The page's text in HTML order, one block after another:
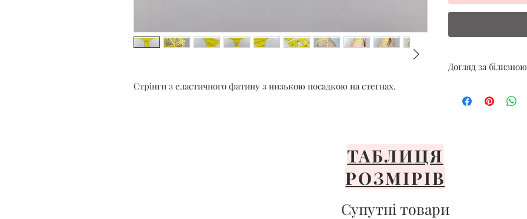
Стрінги з еластичного фатину з низькою посадкою на стегнах.
Догляд за білизною
Тільки ручне
ТАБЛИЦЯ
РОЗМІРІВ
Супутні товари